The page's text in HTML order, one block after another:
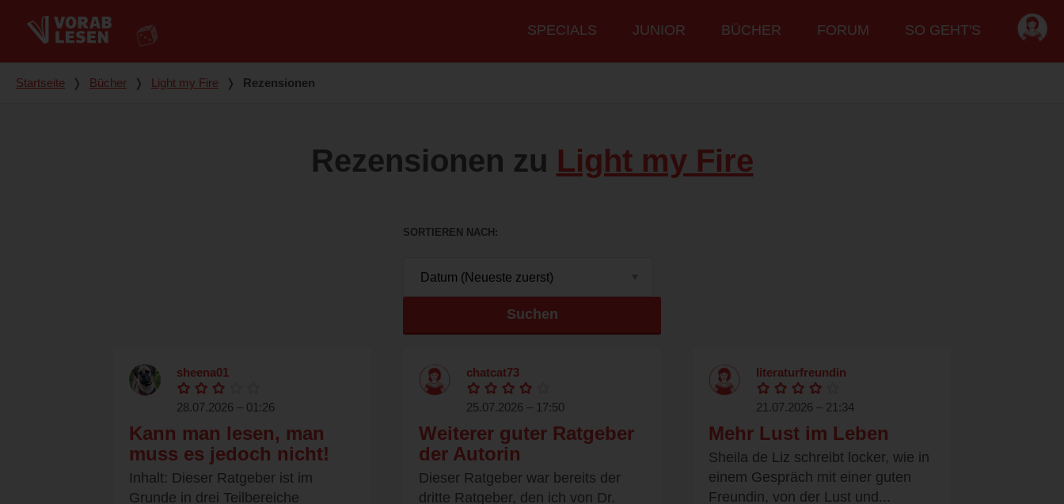
Hauptmenü
SPECIALS JUNIOR BÜCHER FORUM SO GEHT'S
Du bist hier
Startseite ❭ Bücher ❭ Light my Fire ❭ Rezensionen
Rezensionen zu Light my Fire
SORTIEREN NACH
Suchen
sheena01
28.07.2026 – 01:26
Kann man lesen, man
muss es jedoch nicht!
Inhalt: Dieser Ratgeber ist im
Grunde in drei Teilbereiche
chatcat73
25.07.2026 – 17:50
Weiterer guter Ratgeber
der Autorin
Dieser Ratgeber war bereits der
dritte Ratgeber, den ich von Dr.
literaturfreundin
21.07.2026 – 21:34
Mehr Lust im Leben
Sheila de Liz schreibt locker, wie in
einem Gespräch mit einer guten
Freundin, von der Lust und...